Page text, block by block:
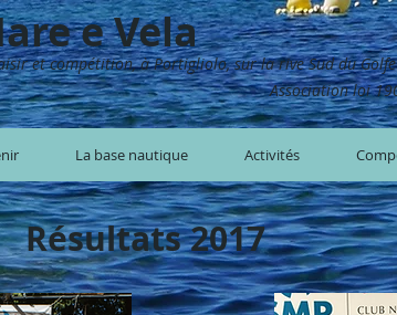
e Vela
et compétition, à Portigliolo, sur la rive Sud du
Association loi
La base nautique Activités
Résultats 2017